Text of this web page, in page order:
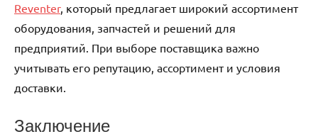
Reventer, который предлагает широкий ассортимент
оборудования, запчастей и решений для
предприятий. При выборе поставщика важно
учитывать его репутацию, ассортимент и условия
доставки.
Заключение